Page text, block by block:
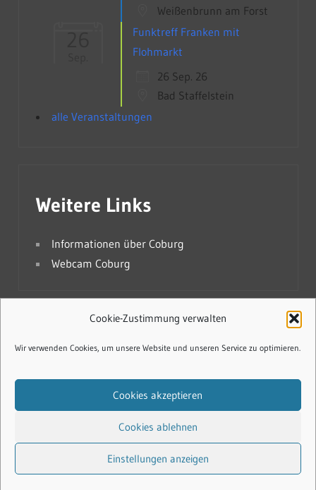
Cookie-Zustimmung verwalten
Wir verwenden Cookies, um unsere Website und unseren Service zu optimieren.
Cookies akzeptieren
Cookies ablehnen
Einstellungen anzeigen
Weißenbrunn am Forst
26
Funktreff Franken mit
Flohmarkt
26 Sep. 26
Bad Staffelstein
alle Veranstaltungen
Weitere Links
Informationen über Coburg
Webcam Coburg
Impressum
WordPress-Theme: Treville von ThemeZee.